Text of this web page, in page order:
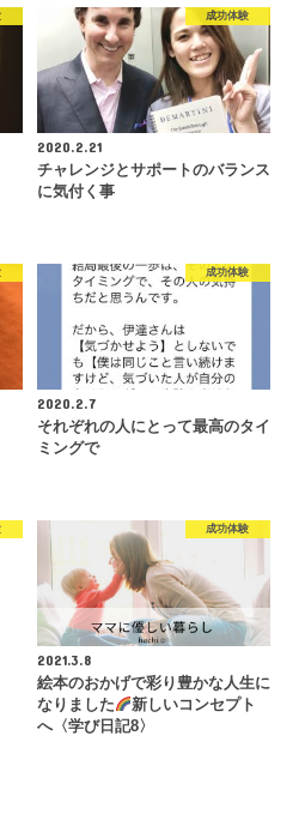
成功体験
2020.2.21
チャレンジとサポートのバランス
に気付く事
成功体験
2020.2.7
それぞれの人にとって最高のタイ
ミングで
成功体験
2021.3.8
絵本のおかげで彩り豊かな人生に
なりました
新しいコンセプト
へ〈学び日記8〉